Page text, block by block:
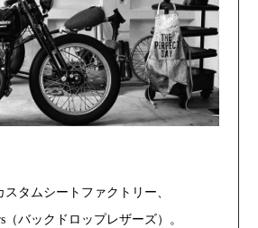
タムシートファクトリー、
（バックドロップレザーズ）。